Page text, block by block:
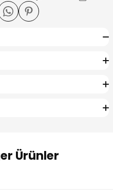
Ürünler